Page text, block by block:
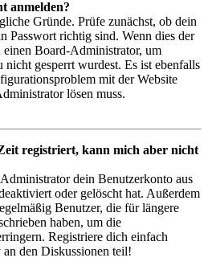
anmelden?
Gründe. Prüfe zunächst, ob dein
Passwort richtig sind. Wenn dies der
Board-Administrator, um
nicht gesperrt wurdest. Es ist ebenfalls
mit der Website
lösen muss.
registriert, kann mich aber nicht
dein Benutzerkonto aus
oder gelöscht hat. Außerdem
Benutzer, die für längere
haben, um die
Registriere dich einfach
den Diskussionen teil!